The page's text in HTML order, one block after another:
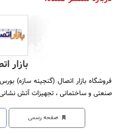
بازار
فروشگاه بازار اتصال (گنجینه سازه)
صنعتی و ساختمانی ، تجهیزات آتش
صفحه رسمی